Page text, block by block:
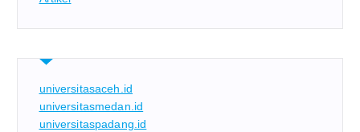
universitasaceh.id
universitasmedan.id
universitaspadang.id